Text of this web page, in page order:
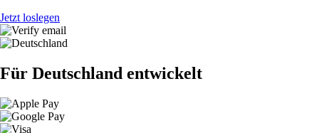
Jetzt loslegen
Für Deutschland entwickelt